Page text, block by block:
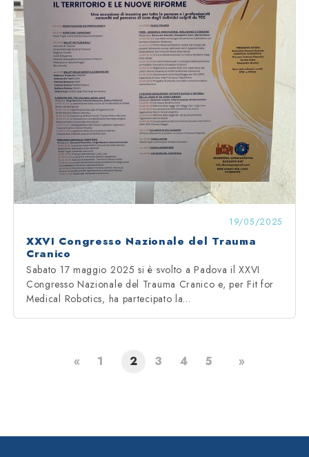
19/05/2025
XXVI Congresso Nazionale del Trauma
Cranico
Sabato 17 maggio 2025 si è svolto a Padova il XXVI
Congresso Nazionale del Trauma Cranico e, per Fit for
Medical Robotics, ha partecipato la…
« PREVIOUS
1 2 3 4 5 »